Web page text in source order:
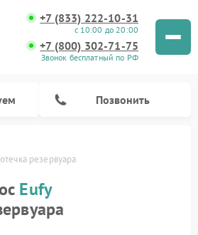
+7 (833) 222-10-31
с 10:00 до 20:00
+7 (800) 302-71-75
Звонок бесплатный по РФ
Позвонить
резервуара
Eufy